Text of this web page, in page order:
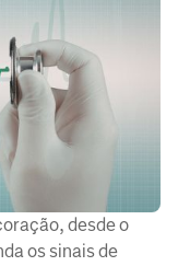
desde o
os sinais de